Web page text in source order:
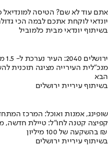
אתם עוד לא שם? הטיסה למונדיאל
יונדאי לוקחת אתכם לבמה הכי
בשיתוף יונדאי מבית כלמוביל
ירושלים 2040: העיר נערכת ל- 1.5 מליון תושבים
מנכ"לית העירייה מציגה תוכנית
הבא
בשיתוף עיריית ירושלים
שופינג, אמנות ואוכל: המרכז
קפיצה קטנה לחו"ל: טיילת חדשה,
בהשקעה של 100 מיליון ₪
בשיתוף עיריית ירושלים